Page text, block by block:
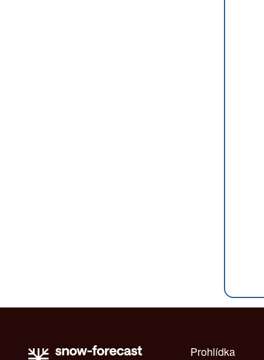
Prohlídka